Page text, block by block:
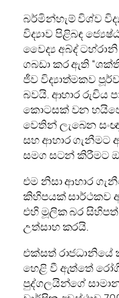
බර්මින්හැම් විශ්ව
විද්‍යාව පිළිබඳ
වෛද්‍ය අබ්ද්
ගබඩා කර ඇති
ජීව විද්‍යාත්මකව
බවයි. ආහාර රුචිය
කොටසක් වන
වෙතින් ලැබෙන
සහ ආහාර ගැනීමට
සමග සටන් කිරීමට
එම නිසා ආහාර
කිහිපයක් සාර්ථකව
එහි මූලික බර සිහිපත්
උත්සාහ කරයි.
එක්සත්
හෙළි වී ඇත්තේ
පුද්ගලයින්ගේ